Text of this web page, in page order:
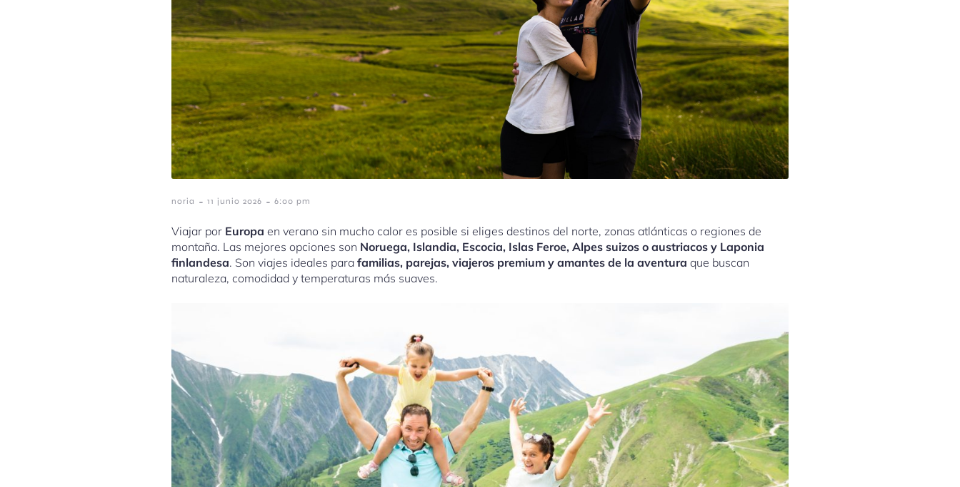
noria - 11 junio 2026 - 6:00 pm
Viajar por Europa en verano sin mucho calor es posible si eliges destinos del norte, zonas atlánticas o regiones de
montaña. Las mejores opciones son Noruega, Islandia, Escocia, Islas Feroe, Alpes suizos o austriacos y Laponia
finlandesa. Son viajes ideales para familias, parejas, viajeros premium y amantes de la aventura que buscan
naturaleza, comodidad y temperaturas más suaves.